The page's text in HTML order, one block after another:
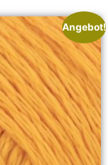
Angebot!